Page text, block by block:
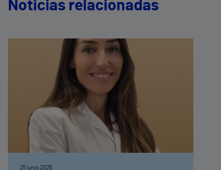
Noticias relacionadas
25 junio 2026